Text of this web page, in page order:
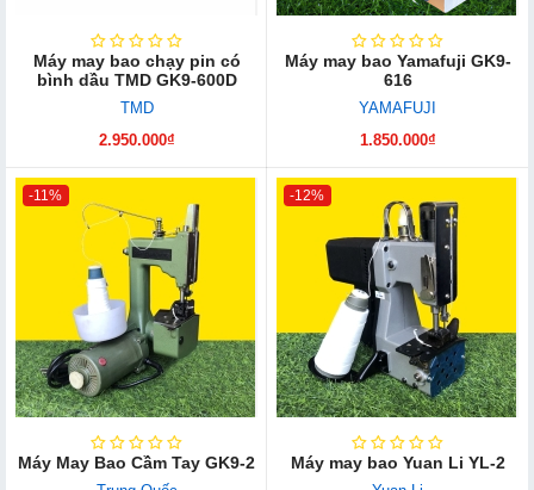
Máy may bao chạy pin có
bình dầu TMD GK9-600D
TMD
2.950.000₫
Máy may bao Yamafuji GK9-
616
YAMAFUJI
1.850.000₫
-11%
Máy May Bao Cầm Tay GK9-2
-12%
Máy may bao Yuan Li YL-2